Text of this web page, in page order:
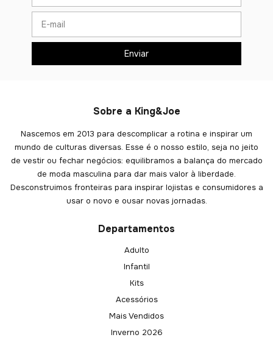
Sobre a King&Joe
Nascemos em 2013 para descomplicar a rotina e inspirar um
mundo de culturas diversas. Esse é o nosso estilo, seja no jeito
de vestir ou fechar negócios: equilibramos a balança do mercado
de moda masculina para dar mais valor à liberdade.
Desconstruimos fronteiras para inspirar lojistas e consumidores a
usar o novo e ousar novas jornadas.
Departamentos
Adulto
Infantil
Kits
Acessórios
Mais Vendidos
Inverno 2026